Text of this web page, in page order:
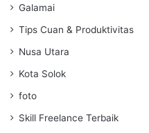
Galamai
Tips Cuan & Produktivitas
Nusa Utara
Kota Solok
foto
Skill Freelance Terbaik